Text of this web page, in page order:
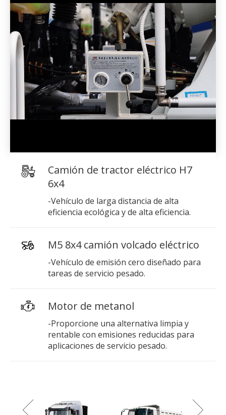
Camión de tractor eléctrico H7
6x4
-Vehículo de larga distancia de alta
eficiencia ecológica y de alta eficiencia.
M5 8x4 camión volcado eléctrico
-Vehículo de emisión cero diseñado para
tareas de servicio pesado.
Motor de metanol
-Proporcione una alternativa limpia y
rentable con emisiones reducidas para
aplicaciones de servicio pesado.